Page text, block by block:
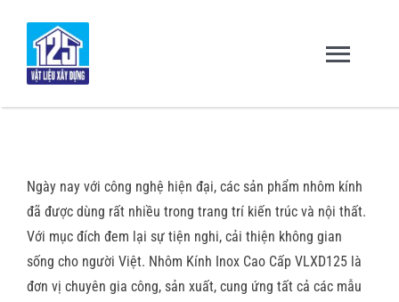
content
Giới thiệu
Sản Phẩm – Dịch Vụ
Ngày nay với công nghệ hiện đại, các sản phẩm nhôm kính
đã được dùng rất nhiều trong trang trí kiến trúc và nội thất.
Với mục đích đem lại sự tiện nghi, cải thiện không gian
sống cho người Việt. Nhôm Kính Inox Cao Cấp VLXD125 là
đơn vị chuyên gia công, sản xuất, cung ứng tất cả các mẫu